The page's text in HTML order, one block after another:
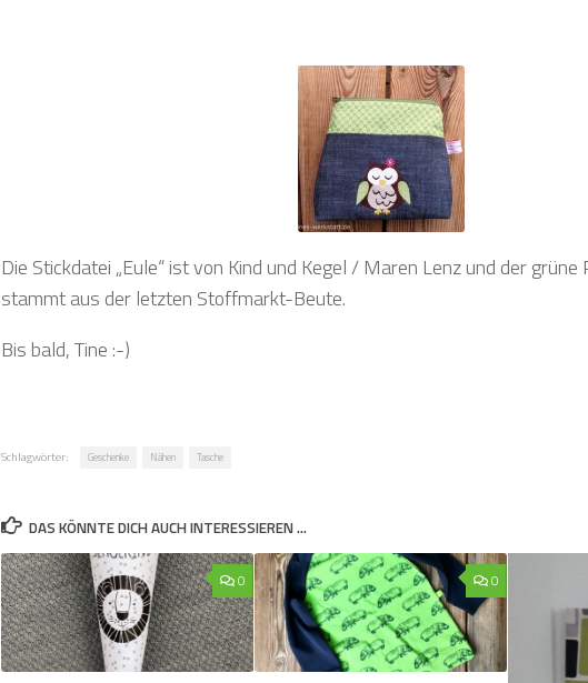
Die Stickdatei „Eule“ ist von Kind und Kegel / Maren Lenz und der
stammt aus der letzten Stoffmarkt-Beute.
Bis bald, Tine :-)
Schlagwörter: Geschenke Nähen Tasche
DAS KÖNNTE DICH AUCH INTERESSIEREN …
0 0